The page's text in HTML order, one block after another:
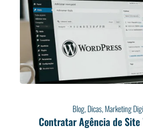
Blog,Dicas,Marketing
Contratar Agência de Site